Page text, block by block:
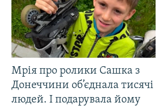
Мрія про ролики Сашка з
Донеччини об’єднала тисячі
людей. І подарувала йому